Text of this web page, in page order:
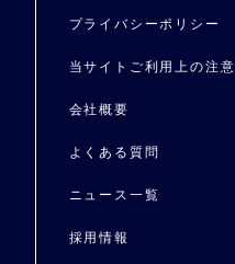
プライバシーポリシー
当サイトご利用上の注意
会社概要
よくある質問
ニュース一覧
採用情報